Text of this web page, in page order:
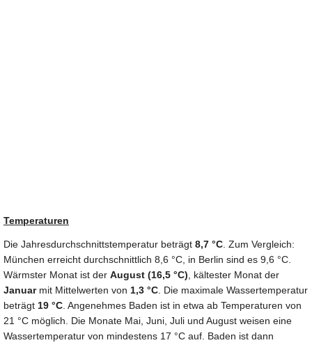
Temperaturen
Die Jahresdurchschnittstemperatur beträgt 8,7 °C . Zum Vergleich:
München erreicht durchschnittlich 8,6 °C, in Berlin sind es 9,6 °C.
Wärmster Monat ist der August (16,5 °C) , kältester Monat der
Januarmit Mittelwerten von 1,3 °C . Die maximale Wassertemperatur
beträgt 19 °C . Angenehmes Baden ist in etwa ab Temperaturen von
21 °C möglich. Die Monate Mai, Juni, Juli und August weisen eine
Wassertemperatur von mindestens 17 °C auf. Baden ist dann